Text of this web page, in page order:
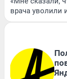
врача уволили